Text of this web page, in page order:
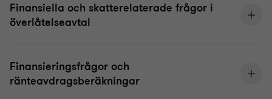
Finansiella och skatterelaterade frågor i
överlåtelseavtal
Finansieringsfrågor och
ränteavdragsberäkningar